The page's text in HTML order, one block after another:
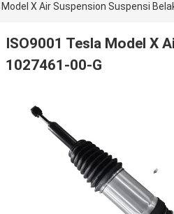
Model X Air Suspension Suspensi
ISO9001 Tesla Model X
1027461-00-G